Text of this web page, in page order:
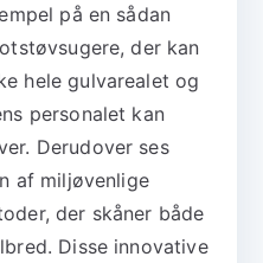
på en sådan
der kan
hele gulvarealet og
personalet kan
Derudover ses
af miljøvenlige
der skåner både
Disse innovative